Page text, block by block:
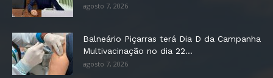
agosto 7, 2026
Balneário Piçarras terá Dia D da Campanha
Multivacinação no dia 22...
agosto 7, 2026